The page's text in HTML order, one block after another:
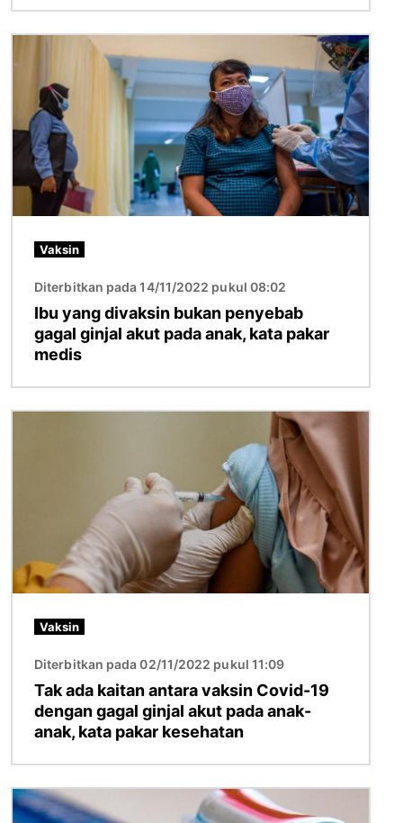
Vaksin
Diterbitkan pada 14/11/2022 pukul 08:02
Ibu yang divaksin bukan penyebab
gagal ginjal akut pada anak, kata pakar
medis
Vaksin
Diterbitkan pada 02/11/2022 pukul 11:09
Tak ada kaitan antara vaksin Covid-19
dengan gagal ginjal akut pada anak-
anak, kata pakar kesehatan
Gambar